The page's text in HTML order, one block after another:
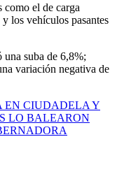
como el de carga
los vehículos pasantes
suba de 6,8%;
variación negativa de
EN CIUDADELA Y
LO BALEARON